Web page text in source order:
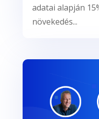
adatai alapján
növekedés...